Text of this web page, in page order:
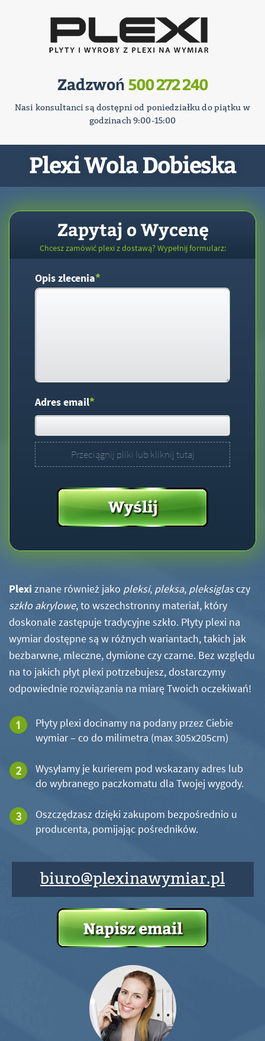
Zadzwoń 500 272 240
Nasi konsultanci są dostępni od poniedziałku do piątku w
godzinach 9:00-15:00
Plexi Wola Dobieska
Zapytaj o Wycenę
Chcesz zamówić plexi z dostawą? Wypełnij formularz:
Opis zlecenia*
Adres email*
Przeciągnij pliki lub kliknij tutaj
Plexi znane również jako pleksi, pleksa, pleksiglasczy
szkło akrylowe, to wszechstronny materiał, który
doskonale zastępuje tradycyjne szkło. Płyty plexi na
wymiar dostępne są w różnych wariantach, takich jak
bezbarwne, mleczne, dymione czy czarne. Bez względu
na to jakich płyt plexi potrzebujesz, dostarczymy
odpowiednie rozwiązania na miarę Twoich oczekiwań!
Płyty plexi docinamy na podany przez Ciebie
wymiar – co do milimetra (max 305x205cm)
Wysyłamy je kurierem pod wskazany adres lub
do wybranego paczkomatu dla Twojej wygody.
Oszczędzasz dzięki zakupom bezpośrednio u
producenta, pomijając pośredników.
biuro@plexinawymiar.pl